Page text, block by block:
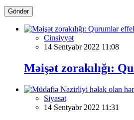
Göndər
Cinsiyyət
14 Sentyabr 2022 11:08
Məişət zorakılığı:
Siyasət
14 Sentyabr 2022 11:31